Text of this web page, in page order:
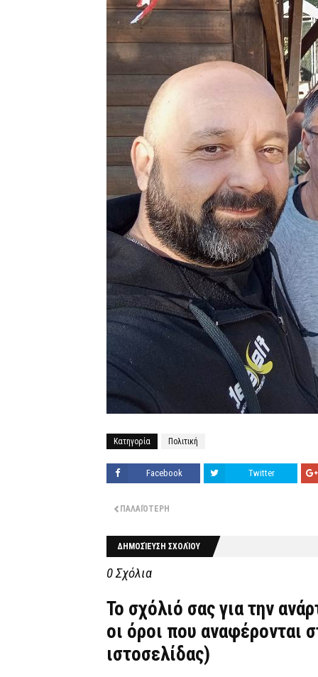
Κατηγορία Πολιτική
Facebook Twitter
ΠΑΛΑΙΌΤΕΡΗ
ΔΗΜΟΣΊΕΥΣΗ ΣΧΟΛΊΟΥ
0 Σχόλια
Το σχόλιό σας για την
οι όροι που αναφέρονται
ιστοσελίδας)